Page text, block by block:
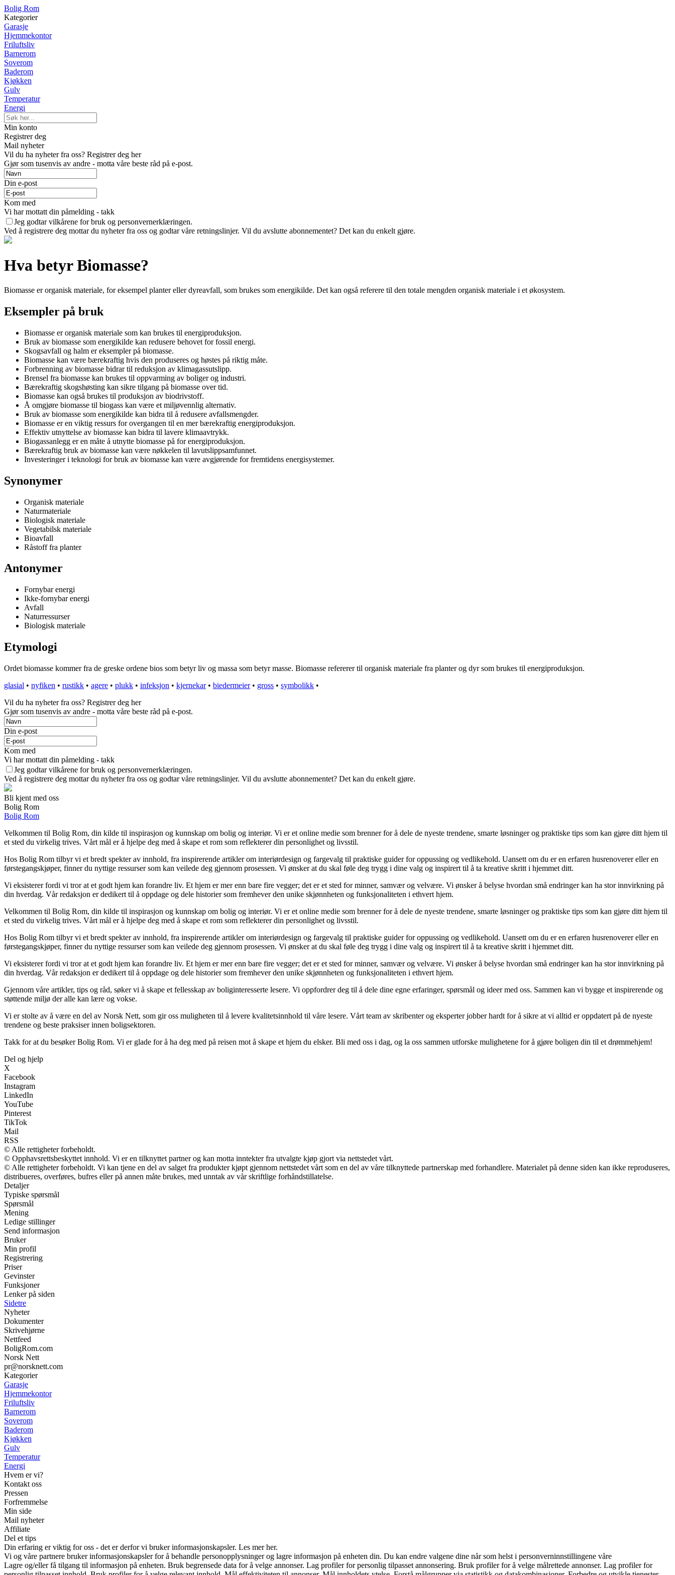
Bolig Rom
Kategorier
Garasje
Hjemmekontor
Friluftsliv
Barnerom
Soverom
Baderom
Kjøkken
Gulv
Temperatur
Energi
Min konto
Registrer deg
Mail nyheter
Vil du ha nyheter fra oss? Registrer deg her
Gjør som tusenvis av andre - motta våre beste råd på e-post.
Din e-post
Kom med
Vi har mottatt din påmelding - takk
Jeg godtar vilkårene for bruk og personvernerklæringen.
Ved å registrere deg mottar du nyheter fra oss og godtar våre retningslinjer. Vil du avslutte abonnementet? Det kan du enkelt gjøre.
Hva betyr Biomasse?
Biomasse er organisk materiale, for eksempel planter eller dyreavfall, som brukes som energikilde. Det kan også referere til den totale mengden organisk materiale i et økosystem.
Eksempler på bruk
Biomasse er organisk materiale som kan brukes til energiproduksjon.
Bruk av biomasse som energikilde kan redusere behovet for fossil energi.
Skogsavfall og halm er eksempler på biomasse.
Biomasse kan være bærekraftig hvis den produseres og høstes på riktig måte.
Forbrenning av biomasse bidrar til reduksjon av klimagassutslipp.
Brensel fra biomasse kan brukes til oppvarming av boliger og industri.
Bærekraftig skogshøsting kan sikre tilgang på biomasse over tid.
Biomasse kan også brukes til produksjon av biodrivstoff.
Å omgjøre biomasse til biogass kan være et miljøvennlig alternativ.
Bruk av biomasse som energikilde kan bidra til å redusere avfallsmengder.
Biomasse er en viktig ressurs for overgangen til en mer bærekraftig energiproduksjon.
Effektiv utnyttelse av biomasse kan bidra til lavere klimaavtrykk.
Biogassanlegg er en måte å utnytte biomasse på for energiproduksjon.
Bærekraftig bruk av biomasse kan være nøkkelen til lavutslippsamfunnet.
Investeringer i teknologi for bruk av biomasse kan være avgjørende for fremtidens energisystemer.
Synonymer
Organisk materiale
Naturmateriale
Biologisk materiale
Vegetabilsk materiale
Bioavfall
Råstoff fra planter
Antonymer
Fornybar energi
Ikke-fornybar energi
Avfall
Naturressurser
Biologisk materiale
Etymologi
Ordet biomasse kommer fra de greske ordene bios som betyr liv og massa som betyr masse. Biomasse refererer til organisk materiale fra planter og dyr som brukes til energiproduksjon.
glasial • nyfiken • rustikk • agere • plukk • infeksjon • kjernekar• biedermeier• gross • symbolikk •
Vil du ha nyheter fra oss? Registrer deg her
Gjør som tusenvis av andre - motta våre beste råd på e-post.
Din e-post
Kom med
Vi har mottatt din påmelding - takk
Jeg godtar vilkårene for bruk og personvernerklæringen.
Ved å registrere deg mottar du nyheter fra oss og godtar våre retningslinjer. Vil du avslutte abonnementet? Det kan du enkelt gjøre.
Bli kjent med oss
Bolig Rom
Bolig Rom
Velkommen til Bolig Rom, din kilde til inspirasjon og kunnskap om bolig og interiør. Vi er et online medie som brenner for å dele de nyeste trendene, smarte løsninger og praktiske tips som kan gjøre ditt hjem til
et sted du virkelig trives. Vårt mål er å hjelpe deg med å skape et rom som reflekterer din personlighet og livsstil.
Hos Bolig Rom tilbyr vi et bredt spekter av innhold, fra inspirerende artikler om interiørdesign og fargevalg til praktiske guider for oppussing og vedlikehold. Uansett om du er en erfaren husrenoverer eller en
førstegangskjøper, finner du nyttige ressurser som kan veilede deg gjennom prosessen. Vi ønsker at du skal føle deg trygg i dine valg og inspirert til å ta kreative skritt i hjemmet ditt.
Vi eksisterer fordi vi tror at et godt hjem kan forandre liv. Et hjem er mer enn bare fire vegger; det er et sted for minner, samvær og velvære. Vi ønsker å belyse hvordan små endringer kan ha stor innvirkning på
din hverdag. Vår redaksjon er dedikert til å oppdage og dele historier som fremhever den unike skjønnheten og funksjonaliteten i ethvert hjem.
Velkommen til Bolig Rom, din kilde til inspirasjon og kunnskap om bolig og interiør. Vi er et online medie som brenner for å dele de nyeste trendene, smarte løsninger og praktiske tips som kan gjøre ditt hjem til
et sted du virkelig trives. Vårt mål er å hjelpe deg med å skape et rom som reflekterer din personlighet og livsstil.
Hos Bolig Rom tilbyr vi et bredt spekter av innhold, fra inspirerende artikler om interiørdesign og fargevalg til praktiske guider for oppussing og vedlikehold. Uansett om du er en erfaren husrenoverer eller en
førstegangskjøper, finner du nyttige ressurser som kan veilede deg gjennom prosessen. Vi ønsker at du skal føle deg trygg i dine valg og inspirert til å ta kreative skritt i hjemmet ditt.
Vi eksisterer fordi vi tror at et godt hjem kan forandre liv. Et hjem er mer enn bare fire vegger; det er et sted for minner, samvær og velvære. Vi ønsker å belyse hvordan små endringer kan ha stor innvirkning på
din hverdag. Vår redaksjon er dedikert til å oppdage og dele historier som fremhever den unike skjønnheten og funksjonaliteten i ethvert hjem.
Gjennom våre artikler, tips og råd, søker vi å skape et fellesskap av boliginteresserte lesere. Vi oppfordrer deg til å dele dine egne erfaringer, spørsmål og ideer med oss. Sammen kan vi bygge et inspirerende og
støttende miljø der alle kan lære og vokse.
Vi er stolte av å være en del av Norsk Nett, som gir oss muligheten til å levere kvalitetsinnhold til våre lesere. Vårt team av skribenter og eksperter jobber hardt for å sikre at vi alltid er oppdatert på de nyeste
trendene og beste praksiser innen boligsektoren.
Takk for at du besøker Bolig Rom. Vi er glade for å ha deg med på reisen mot å skape et hjem du elsker. Bli med oss i dag, og la oss sammen utforske mulighetene for å gjøre boligen din til et drømmehjem!
Del og hjelp
X
Facebook
Instagram
LinkedIn
YouTube
Pinterest
TikTok
Mail
RSS
© Alle rettigheter forbeholdt.
© Opphavsrettsbeskyttet innhold. Vi er en tilknyttet partner og kan motta inntekter fra utvalgte kjøp gjort via nettstedet vårt.
© Alle rettigheter forbeholdt. Vi kan tjene en del av salget fra produkter kjøpt gjennom nettstedet vårt som en del av våre tilknyttede partnerskap med forhandlere. Materialet på denne siden kan ikke reproduseres,
distribueres, overføres, bufres eller på annen måte brukes, med unntak av vår skriftlige forhåndstillatelse.
Detaljer
Typiske spørsmål
Spørsmål
Mening
Ledige stillinger
Send informasjon
Bruker
Min profil
Registrering
Priser
Gevinster
Funksjoner
Lenker på siden
Sidetre
Nyheter
Dokumenter
Skrivehjørne
Nettfeed
BoligRom.com
Norsk Nett
pr@norsknett.com
Kategorier
Garasje
Hjemmekontor
Friluftsliv
Barnerom
Soverom
Baderom
Kjøkken
Gulv
Temperatur
Energi
Hvem er vi?
Kontakt oss
Pressen
Forfremmelse
Min side
Mail nyheter
Affiliate
Del et tips
Din erfaring er viktig for oss - det er derfor vi bruker informasjonskapsler. Les mer her.
Vi og våre partnere bruker informasjonskapsler for å behandle personopplysninger og lagre informasjon på enheten din. Du kan endre valgene dine når som helst i personverninnstillingene våre
Lagre og/eller få tilgang til informasjon på enheten. Bruk begrensede data for å velge annonser. Lag profiler for personlig tilpasset annonsering. Bruk profiler for å velge målrettede annonser. Lag profiler for